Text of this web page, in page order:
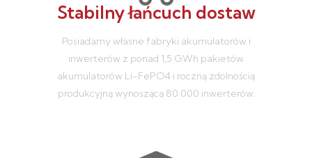
Stabilny łańcuch dostaw
Posiadamy własne fabryki akumulatorów i
inwerterów z ponad 1,5 GWh pakietów
akumulatorów Li-FePO4 i roczną zdolnością
produkcyjną wynoszącą 80 000 inwerterów.